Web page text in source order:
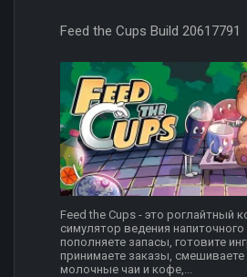
Feed the Cups Build 20617791
Feed the Cups - это роглайтный
симулятор ведения напиточного
пополняете запасы, готовите
принимаете заказы,
молочные чаи и кофе,...